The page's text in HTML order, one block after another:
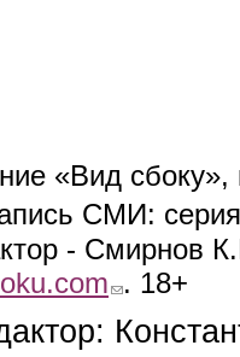
«Вид
СМИ: серия
- Смирнов
(link sends e-mail)
. 18+